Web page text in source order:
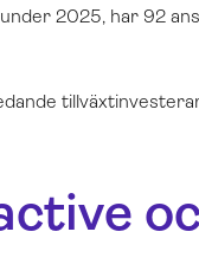
2025, har 92